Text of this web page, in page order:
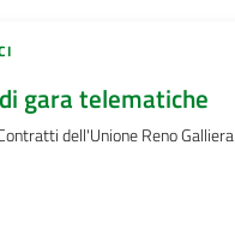
gara telematiche
dell'Unione Reno Galliera